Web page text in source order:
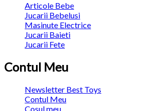
Articole Bebe
Jucarii Bebelusi
Masinute Electrice
Jucarii Baieti
Jucarii Fete
Contul Meu
Newsletter Best Toys
Contul Meu
Cosul meu